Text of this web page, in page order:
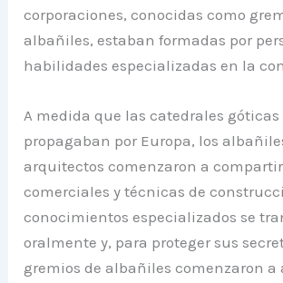
corporaciones, conocidas como
albañiles, estaban formadas por
habilidades especializadas en la
A medida que las catedrales góticas
propagaban por Europa, los
arquitectos comenzaron a
comerciales y técnicas de
conocimientos especializados se
oralmente y, para proteger sus
gremios de albañiles comenzaron